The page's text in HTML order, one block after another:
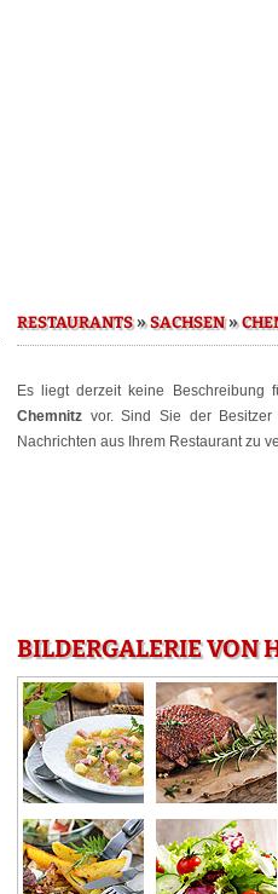
RESTAURANTS»SACHSEN»
Es liegt derzeit keine Beschreibung
Chemnitz vor. Sind Sie der
Nachrichten aus Ihrem Restaurant zu
BILDERGALERIE VON